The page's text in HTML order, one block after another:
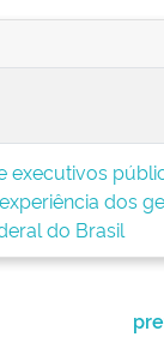
executivos
dos
do Brasil